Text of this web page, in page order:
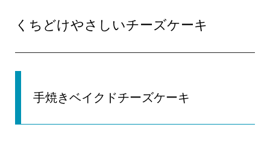
くちどけやさしいチーズケーキ
手焼きベイクドチーズケーキ